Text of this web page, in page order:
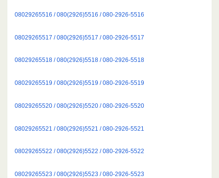
08029265516 / 080(2926)5516 / 080-2926-5516
08029265517 / 080(2926)5517 / 080-2926-5517
08029265518 / 080(2926)5518 / 080-2926-5518
08029265519 / 080(2926)5519 / 080-2926-5519
08029265520 / 080(2926)5520 / 080-2926-5520
08029265521 / 080(2926)5521 / 080-2926-5521
08029265522 / 080(2926)5522 / 080-2926-5522
08029265523 / 080(2926)5523 / 080-2926-5523